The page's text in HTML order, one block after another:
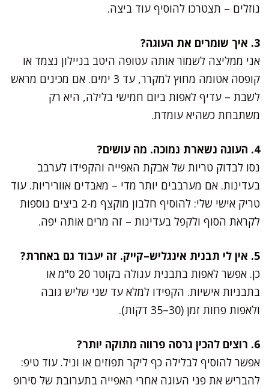
נוזלים – תצטרכו להוסיף עוד ביצה.
3. איך שומרים את העוגה?
אני ממליצה לשמור אותה עטופה היטב בניילון נצמד או
קופסה אטומה מחוץ למקרר, עד 3 ימים. אם מכינים מראש
לשבת – עדיף לאפות ביום חמישי בלילה, היא רק
משתבחת כשהיא עומדת.
4. העוגה נשארת נמוכה. מה עושים?
נסו לבדוק טריות של אבקת האפייה והקפידו לערבב
בעדינות. אם מערבבים יותר מדי – מאבדים אווריריות. עוד
טריק אישי שלי: להוסיף חלבון מוקצף מ-2 ביצים נוספות
לקראת הסוף ולקפל בעדינות – זה מרים אותה יפה.
5. אין לי תבנית אינגליש–קייק. זה יעבוד גם באחרת?
כן. אפשר לאפות בתבנית עגולה בקוטר 20 ס"מ או
בתבניות אישיות. הקפידו למלא עד שני שליש גובה
ולאפות פחות זמן (30–35 דקות).
6. רוצים להכין גרסה פרווה מתוקה יותר?
אפשר להוסיף לבלילה כף ליקר תפוזים או וניל. עוד טיפ:
להבריש את פני העוגה אחרי האפייה בתערובת של סירופ